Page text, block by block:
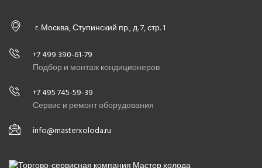
г. Москва, Ступинский пр., д. 7, стр. 1
+7 499 390-61-79
Подбор и монтаж кондиционеров
+7 495 745-59-39
Сервис и ремонт оборудования
info@masterxoloda.ru